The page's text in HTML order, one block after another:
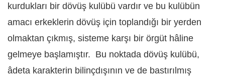
kurdukları bir dövüş kulübü vardır ve bu kulübün
amacı erkeklerin dövüş için toplandığı bir yerden
olmaktan çıkmış, sisteme karşı bir örgüt hâline
gelmeye başlamıştır. Bu noktada dövüş kulübü,
âdeta karakterin bilinçdışının ve de bastırılmış